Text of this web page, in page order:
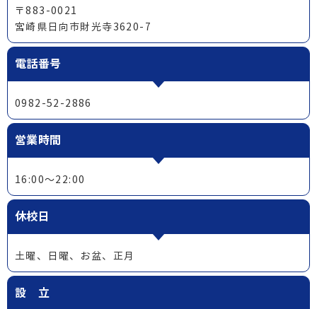
〒883-0021
宮崎県日向市財光寺3620-7
電話番号
0982-52-2886
営業時間
16:00～22:00
休校日
土曜、日曜、お盆、正月
設 立